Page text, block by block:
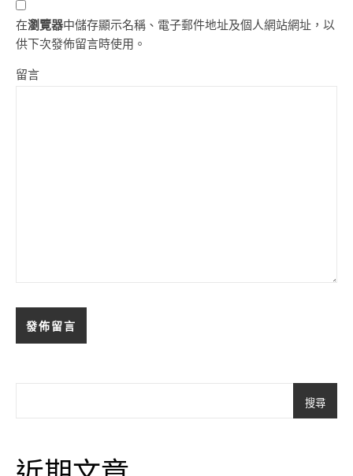
在瀏覽器中儲存顯示名稱、電子郵件地址及個人網站網址，以
供下次發佈留言時使用。
留言
搜尋